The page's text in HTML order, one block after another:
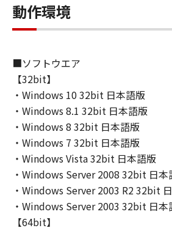
動作環境
■ソフトウエア
【32bit】
・Windows 10 32bit 日本語版
・Windows 8.1 32bit 日本語版
・Windows 8 32bit 日本語版
・Windows 7 32bit 日本語版
・Windows Vista 32bit 日本語版
・Windows Server 2008 32bit 日本
・Windows Server 2003 R2 32bit
・Windows Server 2003 32bit 日本
【64bit】